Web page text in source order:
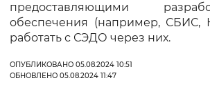
предоставляющими
обеспечения (например, СБИС,
работать с СЭДО через них.
ОПУБЛИКОВАНО 05.08.2024 10:51
ОБНОВЛЕНО 05.08.2024 11:47